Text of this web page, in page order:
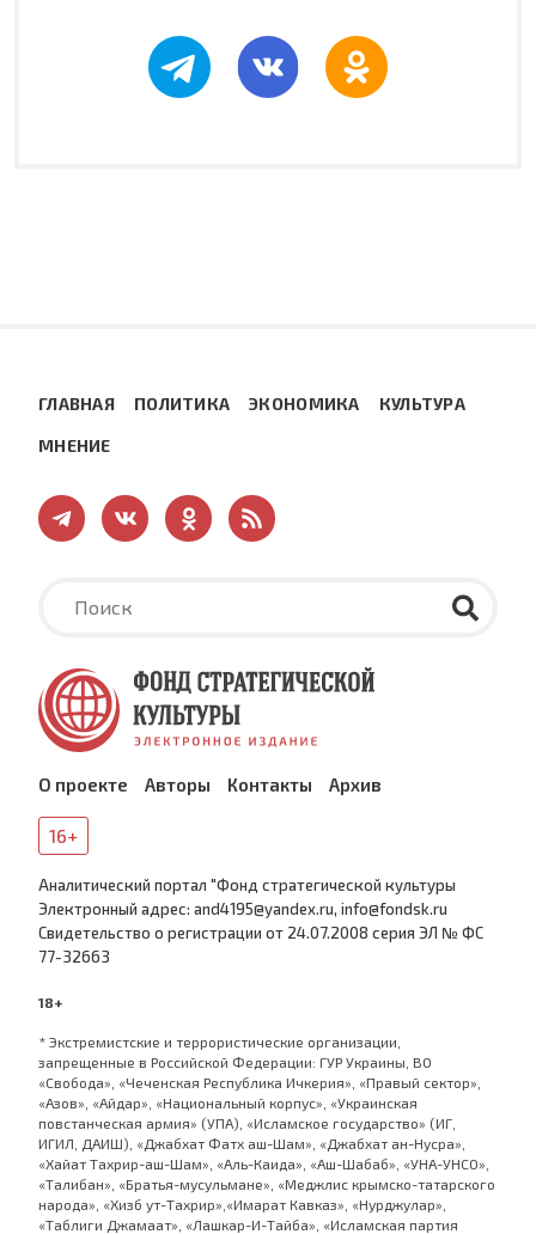
ГЛАВНАЯ ПОЛИТИКА ЭКОНОМИКА КУЛЬТУРА
МНЕНИЕ
О проекте Авторы Контакты Архив
16+
Аналитический портал "Фонд стратегической культуры
Электронный адрес: and4195@yandex.ru, info@fondsk.ru
Cвидетельство о регистрации от 24.07.2008 серия ЭЛ № ФС
77-32663
18+
* Экстремистские и террористические организации,
запрещенные в Российской Федерации: ГУР Украины, ВО
«Свобода», «Чеченская Республика Ичкерия», «Правый сектор»,
«Азов», «Айдар», «Национальный корпус», «Украинская
повстанческая армия» (УПА), «Исламское государство» (ИГ,
ИГИЛ, ДАИШ), «Джабхат Фатх аш-Шам», «Джабхат ан-Нусра»,
«Хайат Тахрир-аш-Шам», «Аль-Каида», «Аш-Шабаб», «УНА-УНСО»,
«Талибан», «Братья-мусульмане», «Меджлис крымско-татарского
народа», «Хизб ут-Тахрир»,«Имарат Кавказ», «Нурджулар»,
«Таблиги Джамаат», «Лашкар-И-Тайба», «Исламская партия